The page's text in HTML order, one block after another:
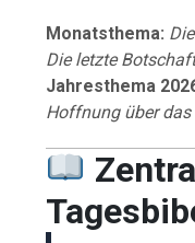
Monatsthema:
Die letzte
Jahresthema
Hoffnung über das